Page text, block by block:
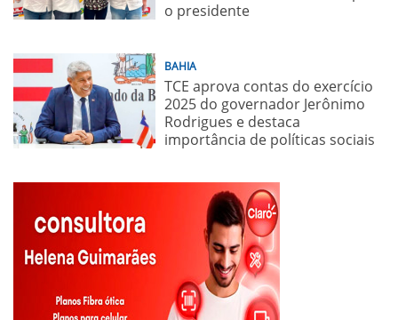
o presidente
BAHIA
TCE aprova contas do exercício
2025 do governador Jerônimo
Rodrigues e destaca
importância de políticas sociais